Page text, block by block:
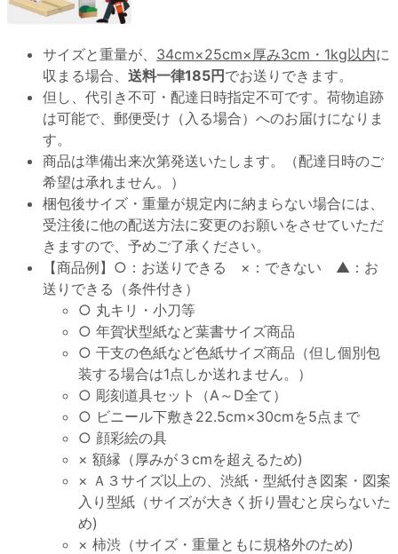
サイズと重量が、 34cm×25cm×厚み3cm・1kg以内に
収まる場合、 送料一律185円 でお送りできます。
但し、代引き不可・配達日時指定不可です。荷物追跡
は可能で、郵便受け（入る場合）へのお届けになりま
す。
商品は準備出来次第発送いたします。（配達日時のご
希望は承れません。）
梱包後サイズ・重量が規定内に納まらない場合には、
受注後に他の配送方法に変更のお願いをさせていただ
きますので、予めご了承ください。
【商品例】○：お送りできる ×：できない ▲：お
送りできる（条件付き）
○ 丸キリ・小刀等
○ 年賀状型紙など葉書サイズ商品
○ 干支の色紙など色紙サイズ商品（但し個別包
装する場合は1点しか送れません。）
○ 彫刻道具セット（A～D全て）
○ ビニール下敷き22.5cm×30cmを5点まで
○ 顔彩絵の具
× 額縁（厚みが３cmを超えるため)
× Ａ３サイズ以上の、渋紙・型紙付き図案・図案
入り型紙（サイズが大きく折り畳むと戻らないた
め)
× 柿渋（サイズ・重量ともに規格外のため)